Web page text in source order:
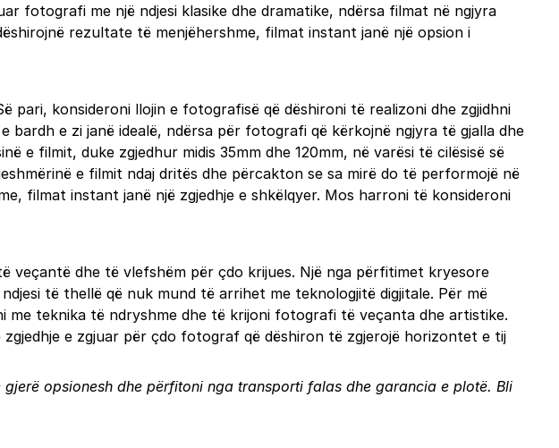
fotografi me një ndjesi klasike dhe dramatike, ndërsa filmat në ngjyra
rezultate të menjëhershme, filmat instant janë një opsion i
konsideroni llojin e fotografisë që dëshironi të realizoni dhe zgjidhni
e zi janë idealë, ndërsa për fotografi që kërkojnë ngjyra të gjalla dhe
e filmit, duke zgjedhur midis 35mm dhe 120mm, në varësi të cilësisë së
e filmit ndaj dritës dhe përcakton se sa mirë do të performojë në
filmat instant janë një zgjedhje e shkëlqyer. Mos harroni të konsideroni
veçantë dhe të vlefshëm për çdo krijues. Një nga përfitimet kryesore
të thellë që nuk mund të arrihet me teknologjitë digjitale. Për më
me teknika të ndryshme dhe të krijoni fotografi të veçanta dhe artistike.
e zgjuar për çdo fotograf që dëshiron të zgjerojë horizontet e tij
opsionesh dhe përfitoni nga transporti falas dhe garancia e plotë. Bli